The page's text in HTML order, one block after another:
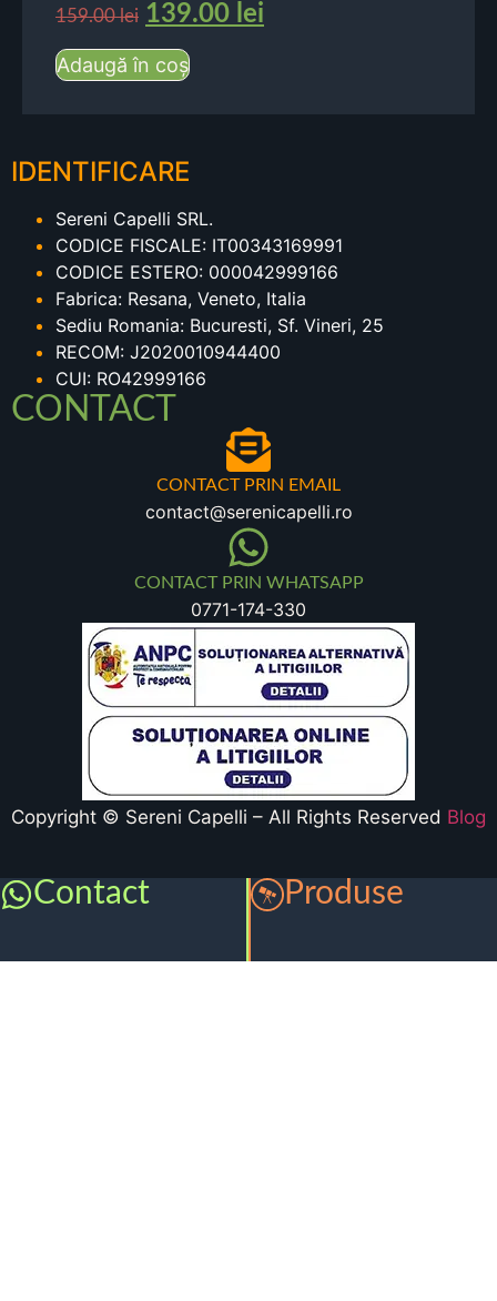
159.00lei 139.00 lei
Adaugă în coș
IDENTIFICARE
Sereni Capelli SRL.
CODICE FISCALE: IT00343169991
CODICE ESTERO: 000042999166
Fabrica: Resana, Veneto, Italia
Sediu Romania: Bucuresti, Sf. Vineri, 25
RECOM: J2020010944400
CUI: RO42999166
CONTACT
CONTACT PRIN EMAIL
contact@serenicapelli.ro
CONTACT PRIN WHATSAPP
0771-174-330
Copyright © Sereni Capelli – All Rights Reserved Blog
Contact Produse